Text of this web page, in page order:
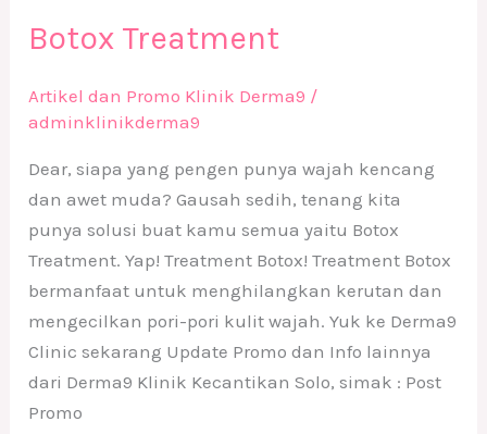
Botox Treatment
Artikel dan Promo Klinik Derma9 /
adminklinikderma9
Dear, siapa yang pengen punya wajah kencang
dan awet muda? Gausah sedih, tenang kita
punya solusi buat kamu semua yaitu Botox
Treatment. Yap! Treatment Botox! Treatment Botox
bermanfaat untuk menghilangkan kerutan dan
mengecilkan pori-pori kulit wajah. Yuk ke Derma9
Clinic sekarang Update Promo dan Info lainnya
dari Derma9 Klinik Kecantikan Solo, simak : Post
Promo